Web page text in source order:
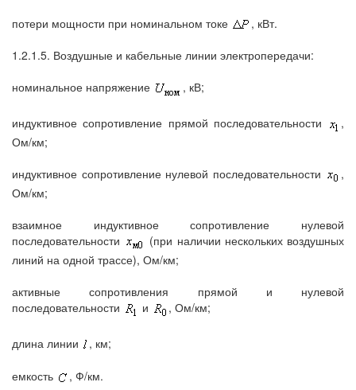
потери мощности при номинальном токе
, кВт.
1.2.1.5. Воздушные и кабельные линии электропередачи:
номинальное напряжение
, кВ;
индуктивное сопротивление прямой последовательности
,
Ом/км;
индуктивное сопротивление нулевой последовательности
,
Ом/км;
взаимное индуктивное сопротивление нулевой
последовательности
(при наличии нескольких воздушных
линий на одной трассе), Ом/км;
активные сопротивления прямой и нулевой
последовательности
и , Ом/км;
длина линии , км;
емкость , Ф/км.